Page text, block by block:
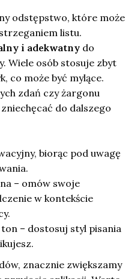
odstępstwo, które może
listu.
i adekwatny do
Wiele osób stosuje zbyt
co może być mylące.
zdań czy żargonu
do dalszego
biorąc pod uwagę
– omów swoje
w kontekście
– dostosuj styl pisania
znacznie zwiększamy